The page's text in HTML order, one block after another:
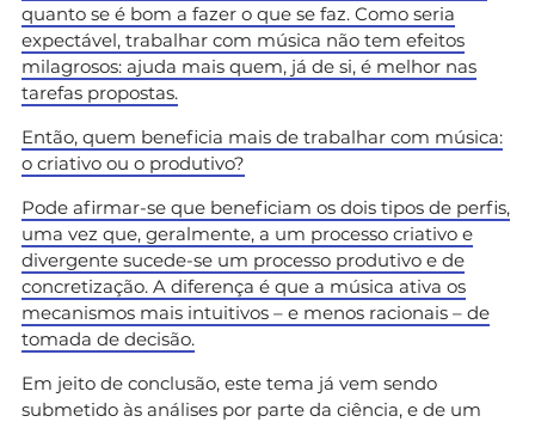
quanto se é bom a fazer o que se faz. Como seria
expectável, trabalhar com música não tem efeitos
milagrosos: ajuda mais quem, já de si, é melhor nas
tarefas propostas.
Então, quem beneficia mais de trabalhar com música:
o criativo ou o produtivo?
Pode afirmar-se que beneficiam os dois tipos de perfis,
uma vez que, geralmente, a um processo criativo e
divergente sucede-se um processo produtivo e de
concretização. A diferença é que a música ativa os
mecanismos mais intuitivos – e menos racionais – de
tomada de decisão.
Em jeito de conclusão, este tema já vem sendo
submetido às análises por parte da ciência, e de um